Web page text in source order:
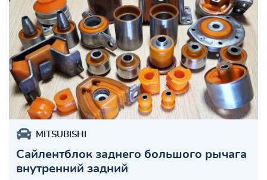
MITSUBISHI
Сайлентблок заднего большого рычага
внутренний задний